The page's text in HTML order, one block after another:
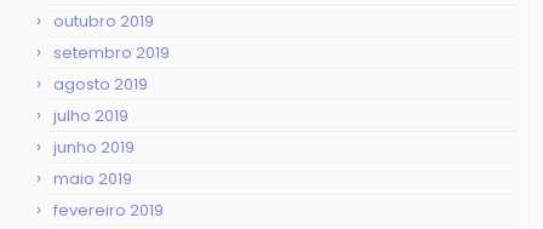
outubro 2019
setembro 2019
agosto 2019
julho 2019
junho 2019
maio 2019
fevereiro 2019